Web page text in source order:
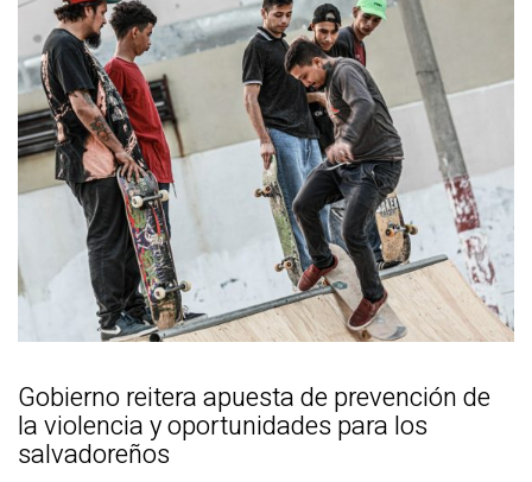
Gobierno reitera apuesta de prevención de
la violencia y oportunidades para los
salvadoreños